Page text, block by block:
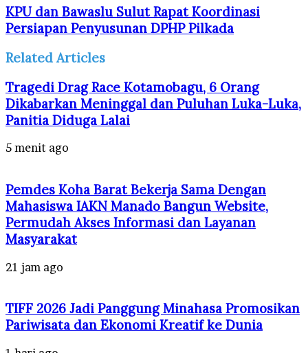
KPU dan Bawaslu Sulut Rapat Koordinasi
Persiapan Penyusunan DPHP Pilkada
Related Articles
Tragedi Drag Race Kotamobagu, 6 Orang
Dikabarkan Meninggal dan Puluhan Luka-Luka,
Panitia Diduga Lalai
5 menit ago
Pemdes Koha Barat Bekerja Sama Dengan
Mahasiswa IAKN Manado Bangun Website,
Permudah Akses Informasi dan Layanan
Masyarakat
21 jam ago
TIFF 2026 Jadi Panggung Minahasa Promosikan
Pariwisata dan Ekonomi Kreatif ke Dunia